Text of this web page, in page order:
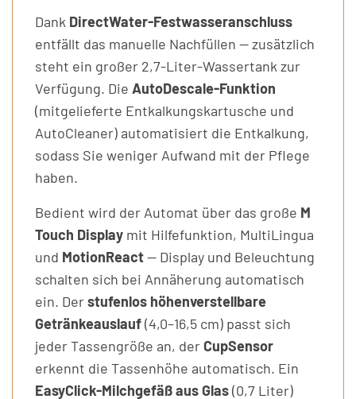
Dank DirectWater-Festwasseranschluss
entfällt das manuelle Nachfüllen — zusätzlich
steht ein großer 2,7-Liter-Wassertank zur
Verfügung. Die AutoDescale-Funktion
(mitgelieferte Entkalkungskartusche und
AutoCleaner) automatisiert die Entkalkung,
sodass Sie weniger Aufwand mit der Pflege
haben.
Bedient wird der Automat über das große M
Touch Display mit Hilfefunktion, MultiLingua
und MotionReact— Display und Beleuchtung
schalten sich bei Annäherung automatisch
ein. Derstufenlos höhenverstellbare
Getränkeauslauf(4,0–16,5 cm) passt sich
jeder Tassengröße an, derCupSensor
erkennt die Tassenhöhe automatisch. Ein
EasyClick-Milchgefäß aus Glas(0,7 Liter)